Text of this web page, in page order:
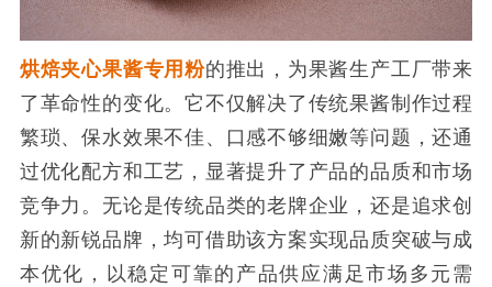
烘焙夹心果酱专用粉的推出，为果酱生产工厂带来
了革命性的变化。它不仅解决了传统果酱制作过程
繁琐、保水效果不佳、口感不够细嫩等问题，还通
过优化配方和工艺，显著提升了产品的品质和市场
竞争力。无论是传统品类的老牌企业，还是追求创
新的新锐品牌，均可借助该方案实现品质突破与成
本优化，以稳定可靠的产品供应满足市场多元需